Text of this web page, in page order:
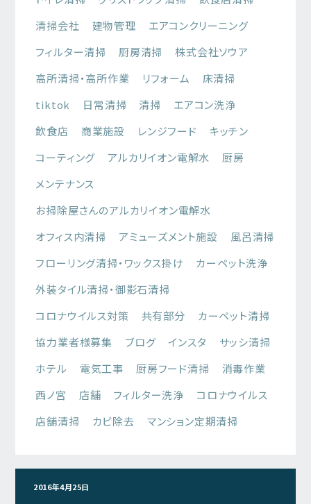
清掃会社
建物管理
エアコンクリーニング
フィルター清掃
厨房清掃
株式会社ソウア
高所清掃・高所作業
リフォーム
床清掃
tiktok
日常清掃 清掃
エアコン洗浄
飲食店
商業施設 レンジフード
キッチン
コーティング
アルカリイオン電解水
厨房
メンテナンス
お掃除屋さんのアルカリイオン電解水
オフィス内清掃
アミューズメント施設
風呂清掃
フローリング清掃・ワックス掛け
カーペット洗浄
外装タイル清掃・御影石清掃
コロナウイルス対策
共有部分
カーペット清掃
協力業者様募集
ブログ インスタ
サッシ清掃
ホテル
電気工事 厨房フード清掃
消毒作業
西ノ宮
店舗 フィルター洗浄
コロナウイルス
店舗清掃
カビ除去 マンション定期清掃
2016年4月25日